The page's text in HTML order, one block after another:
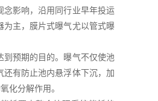
影响，沿用同行业早年投运
主，膜片式曝气尤以管式曝
预期的目的。曝气不仅使池
有防止池内悬浮体下沉，加
化分解作用。